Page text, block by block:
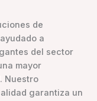
de
a
del sector
mayor
Nuestro
garantiza un